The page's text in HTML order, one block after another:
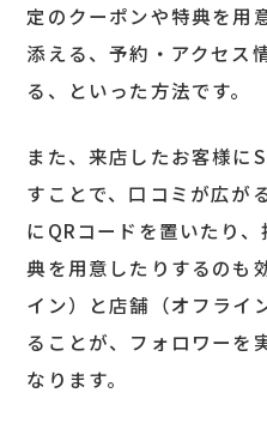
定のクーポンや特典を用
添える、予約・アクセス
る、といった方法です。
また、来店したお客様に
すことで、口コミが広が
にQRコードを置いたり
典を用意したりするのも
イン）と店舗（オフライ
ることが、フォロワーを
なります。